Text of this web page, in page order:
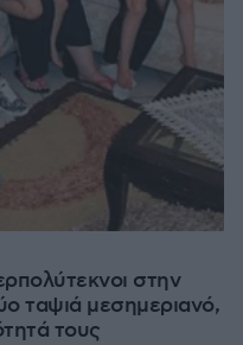
στην
ταψιά μεσημεριανό,
τους